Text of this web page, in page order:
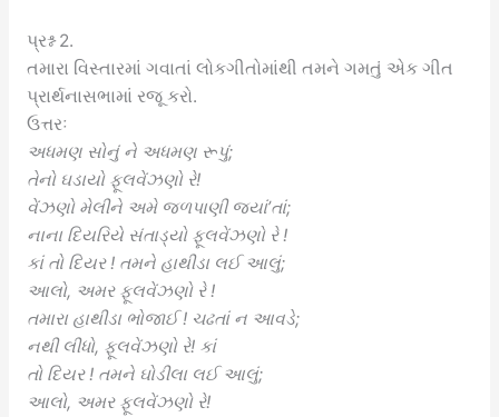
પ્રશ્ન 2.
તમારા વિસ્તારમાં ગવાતાં લોકગીતોમાંથી તમને ગમતું એક ગીત
પ્રાર્થનાસભામાં રજૂ કરો.
ઉત્તરઃ
અધમણ સોનું ને અધમણ રૂપું;
તેનો ઘડાયો ફૂલવેંઝણો રે!
વેંઝણો મેલીને અમે જળપાણી જ્યાં’તાં;
નાના દિયરિયે સંતાડ્યો ફૂલવેંઝણો રે !
કાં તો દિયર ! તમને હાથીડા લઈ આલું;
આલો, અમર ફૂલવેંઝણો રે !
તમારા હાથીડા ભોજાઈ ! ચઢતાં ન આવડે;
નથી લીધો, ફૂલવેંઝણો રે! કાં
તો દિયર ! તમને ઘોડીલા લઈ આલું;
આલો, અમર ફૂલવેંઝણો રે!